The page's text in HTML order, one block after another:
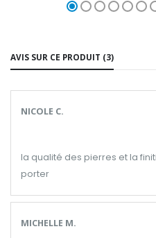
AVIS SUR CE PRODUIT (3)
NICOLE C.
la qualité des pierres et la
porter
MICHELLE M.